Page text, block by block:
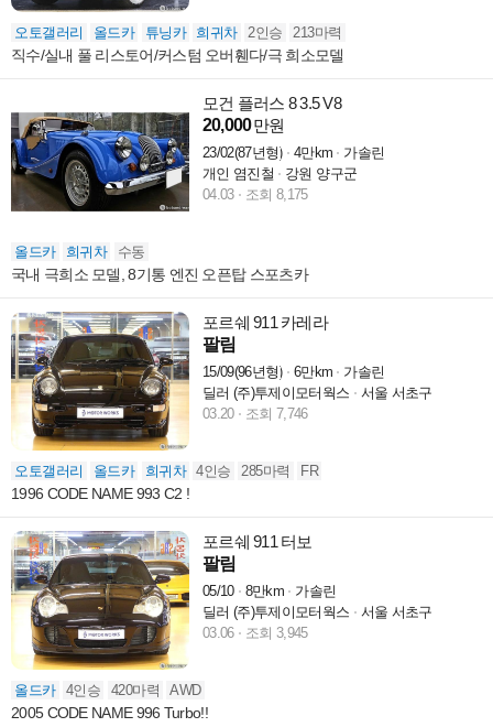
오토갤러리 올드카 튜닝카 희귀차 2인승 213마력
직수/실내 풀 리스토어/커스텀 오버휀다/극 희소모델
모건 플러스 8 3.5 V8
20,000만원
23/02(87년형) 4만km
가솔린
개인 염진철
강원 양구군
04.03
조회 8,175
올드카 희귀차 수동
국내 극희소 모델, 8기통 엔진 오픈탑 스포츠카
포르쉐 911 카레라
팔림
15/09(96년형) 6만km
가솔린
딜러 (주)투제이모터웍스
서울 서초구
03.20
조회 7,746
오토갤러리 올드카 희귀차 4인승 285마력 FR
1996 CODE NAME 993 C2 !
포르쉐 911 터보
팔림
05/10 8만km
가솔린
딜러 (주)투제이모터웍스
서울 서초구
03.06
조회 3,945
올드카 4인승 420마력 AWD
2005 CODE NAME 996 Turbo!!